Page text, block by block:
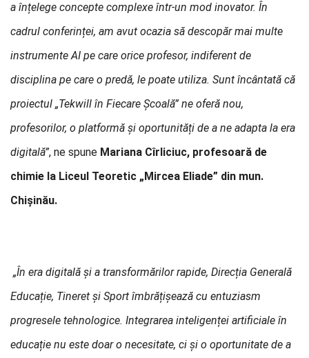
a înțelege concepte complexe într-un mod inovator. În
cadrul conferinței, am avut ocazia să descopăr mai multe
instrumente AI pe care orice profesor, indiferent de
disciplina pe care o predă, le poate utiliza. Sunt încântată că
proiectul „Tekwill în Fiecare Școală” ne oferă nou,
profesorilor, o platformă și oportunități de a ne adapta la era
digitală”, ne spune Mariana Cîrliciuc, profesoară de
chimie la Liceul Teoretic „Mircea Eliade” din mun.
Chișinău.
„În era digitală și a transformărilor rapide, Direcția Generală
Educație, Tineret și Sport îmbrățișează cu entuziasm
progresele tehnologice. Integrarea inteligenței artificiale în
educație nu este doar o necesitate, ci și o oportunitate de a